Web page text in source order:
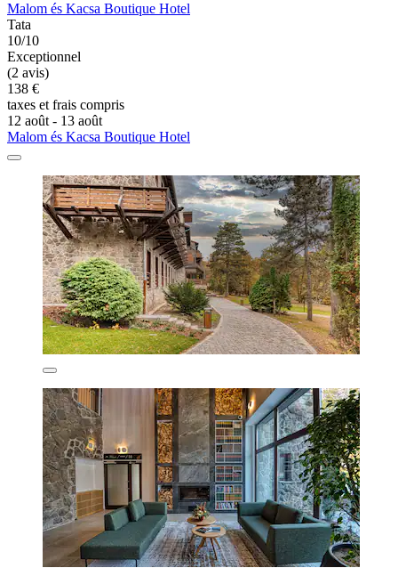
Malom és Kacsa Boutique Hotel
Tata
10/10
Exceptionnel
(2 avis)
138 €
taxes et frais compris
12 août - 13 août
Malom és Kacsa Boutique Hotel